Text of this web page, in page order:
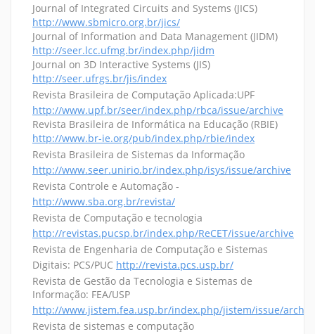
Journal of Integrated Circuits and Systems (JICS)
http://www.sbmicro.org.br/jics/
Journal of Information and Data Management (JIDM)
http://seer.lcc.ufmg.br/index.php/jidm
Journal on 3D Interactive Systems (JIS)
http://seer.ufrgs.br/jis/index
Revista Brasileira de Computação Aplicada:UPF
http://www.upf.br/seer/index.php/rbca/issue/archive
Revista Brasileira de Informática na Educação (RBIE)
http://www.br-ie.org/pub/index.php/rbie/index
Revista Brasileira de Sistemas da Informação
http://www.seer.unirio.br/index.php/isys/issue/archive
Revista Controle e Automação -
http://www.sba.org.br/revista/
Revista de Computação e tecnologia
http://revistas.pucsp.br/index.php/ReCET/issue/archive
Revista de Engenharia de Computação e Sistemas
Digitais: PCS/PUC http://revista.pcs.usp.br/
Revista de Gestão da Tecnologia e Sistemas de
Informação: FEA/USP
http://www.jistem.fea.usp.br/index.php/jistem/issue/
Revista de sistemas e computação